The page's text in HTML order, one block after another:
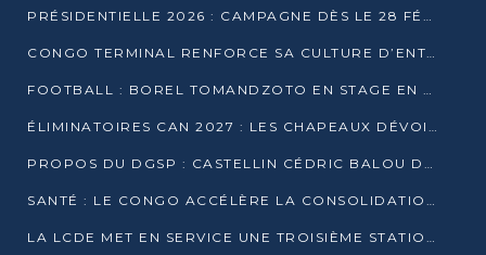
PRÉSIDENTIELLE 2026 : CAMPAGNE DÈS LE 28 FÉVRIER, SCRUTIN LES 12 ET 15 MARS
CONGO TERMINAL RENFORCE SA CULTURE D’ENTREPRISE AVEC LE PROGRAMME « WIN TOGETHER »
FOOTBALL : BOREL TOMANDZOTO EN STAGE EN ESPAGNE AVEC POLISSYA FC
ÉLIMINATOIRES CAN 2027 : LES CHAPEAUX DÉVOILÉS, LE CONGO FIXÉ SUR SON SORT
PROPOS DU DGSP : CASTELLIN CÉDRIC BALOU DÉNONCE DES PROPOS INTIMIDANTS
SANTÉ : LE CONGO ACCÉLÈRE LA CONSOLIDATION DE L’OFFRE DE SOINS
LA LCDE MET EN SERVICE UNE TROISIÈME STATION D’EAU POTABLE À MFILOU